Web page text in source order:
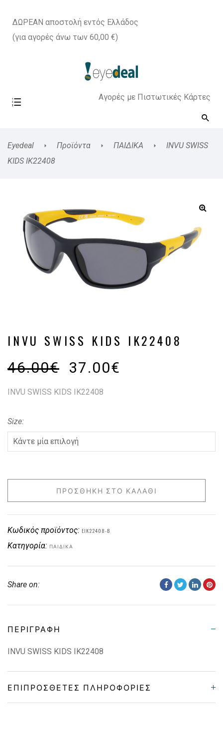
ΔΩΡΕΑΝ αποστολή εντός Ελλάδος
(για αγορές άνω των 60,00 €)
Αγορές με Πιστωτικές Κάρτες
Eyedeal Προϊόντα ΠΑΙΔΙΚΑ
INVU SWISS
KIDS IK22408
INVU SWISS KIDS IK22408
46.00€ 37.00€
INVU SWISS KIDS IK22408
Size
ΠΡΟΣΘΉΚΗ ΣΤΟ ΚΑΛΆΘΙ
Κωδικός προϊόντος: EIK22408-B
Κατηγορία: ΠΑΙΔΙΚΑ
Share on:
ΠΕΡΙΓΡΑΦΉ
INVU SWISS KIDS IK22408
ΕΠΙΠΡΌΣΘΕΤΕΣ ΠΛΗΡΟΦΟΡΊΕΣ